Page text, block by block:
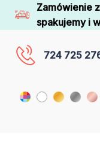
Zamówienie
spakujemy i
724 725